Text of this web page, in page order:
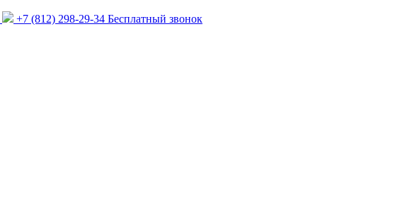
+7 (812) 298-29-34 Бесплатный звонок